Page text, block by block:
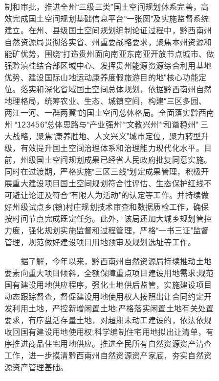
制和审批，推进全州“三级三类”国土空间规划体系完善，高
效完成国土空间规划基础信息平台“一张图”及实施监督系统
建立。在州、县级国土空间规划编制论证过程中，黔西南州
自然资源局贯彻落实省、州重要战略要求，聚焦本州资源和
能矿优势，围绕“打造贵州面向南亚东南亚开放节点城市、做
强黔滇桂结合部区域中心、发挥贵州能源资源综合利用基地
优势、建设国际山地运动康养度假旅游目的地”核心功能定
位。落实和深化省域国土空间总体规划，依据黔西南州自然
地理格局，统筹农业、生态、城镇空间，构建“三区多园、
两江一河、一群两翼”的国土空间总体格局。全面落实黔西南
州 “123456”总体思路与“产业强州”“文教兴州”“和谐稳州” 三
大战略，聚焦“康养胜地、人文兴义”城市定位，聚力转型升
级，有效提升国土空间治理体系和治理能力现代化水平。目
前，州级国土空间规划成果已经省人民政府批复同意实施。
同时在过渡期，严格实施“三区三线”划定成果管理，积极开
展重大建设项目国土空间规划符合性评估、生态保护红线不
可避让论证及符合“有限人为活动”的认定等工作。并持续做
好州级试点乡(镇)村庄规划技术审查和数据质检工作，确保
按时间节点完成既定任务。此外，该局还加大城乡规划管控
力度，强化规划实施监督和过程管理，严格“一书三证”监督
管理，规范做好建设项目用地预审及规划选址等工作。
据了解，今年以来，黔西南州自然资源局持续推动土地
要素向重大项目倾斜，全额保障重点项目建设用地需求;规范
国有建设用地供应程序，强化土地供后监管，实施建设项目
动态跟踪督查，督促建设用地使用权人按照出让合同约定开
发利用土地，严控新增闲置土地;严格落实闲置土地有关处置
要求，有序盘活存量土地，对超期未动工建设的，依法依规
收回国有建设用地使用权;科学编制住宅用地拟出让清单，有
序推进商品住宅用地供应。推进全民所有自然资源资产清查
工作，进一步摸清黔西南州自然资源资产家底，夯实自然资
源资产管理基础。